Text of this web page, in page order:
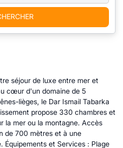
séjour de luxe entre mer et
cœur d'un domaine de 5
lièges, le Dar Ismail Tabarka
propose 330 chambres et
la mer ou la montagne. Accès
de 700 mètres et à une
Équipements et Services : Plage